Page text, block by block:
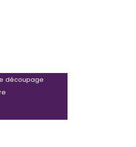
découpage